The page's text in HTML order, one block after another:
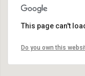
This page can't
Do you own this